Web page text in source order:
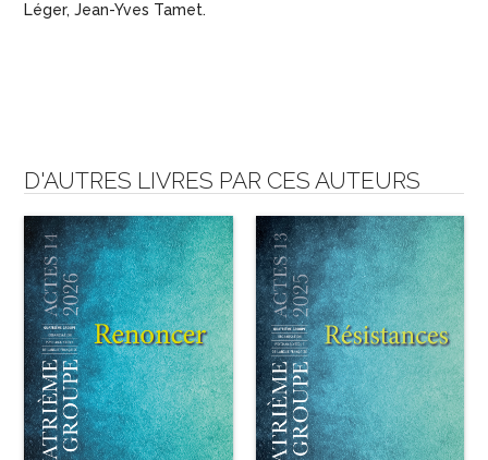
Léger, Jean-Yves Tamet.
D'AUTRES LIVRES PAR CES AUTEURS